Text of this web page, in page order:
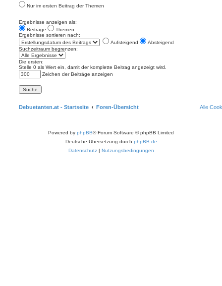
Nur im ersten Beitrag der Themen
Ergebnisse anzeigen als:
Beiträge
Themen
Ergebnisse sortieren nach:
Aufsteigend
Absteigend
Suchzeitraum begrenzen:
Die ersten:
Stelle 0 als Wert ein, damit der komplette Beitrag angezeigt wird.
Zeichen der Beiträge anzeigen
Debuetanten.at - Startseite Foren-Übersicht Alle
Powered by phpBB® Forum Software © phpBB Limited
Deutsche Übersetzung durch phpBB.de
Datenschutz| Nutzungsbedingungen